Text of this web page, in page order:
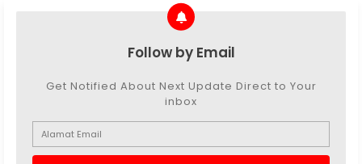
Follow by Email
Get Notified About Next Update Direct to Your
inbox